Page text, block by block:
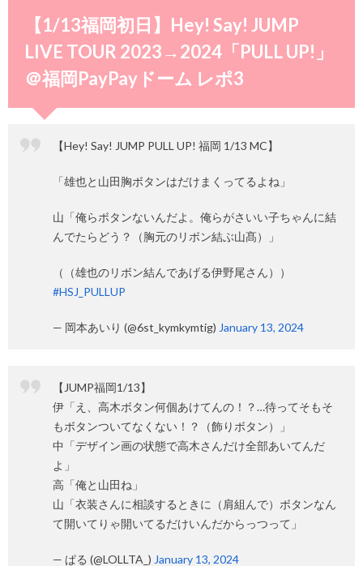
【1/13福岡初日】Hey! Say! JUMP
LIVE TOUR 2023→2024「PULL UP!」
＠福岡PayPayドーム レポ3
【Hey! Say! JUMP PULL UP! 福岡 1/13 MC】
「雄也と山田胸ボタンはだけまくってるよね」
山「俺らボタンないんだよ。俺らがさいい子ちゃんに結
んでたらどう？（胸元のリボン結ぶ山髙）」
（（雄也のリボン結んであげる伊野尾さん））
#HSJ_PULLUP
— 岡本あいり (@6st_kymkymtig) January 13, 2024
【JUMP福岡1/13】
伊「え、高木ボタン何個あけてんの！？…待ってそもそ
もボタンついてなくない！？（飾りボタン）」
中「デザイン画の状態で高木さんだけ全部あいてんだ
よ」
高「俺と山田ね」
山「衣装さんに相談するときに（肩組んで）ボタンなん
て開いてりゃ開いてるだけいんだからっつって」
— ぱる (@LOLLTA_) January 13, 2024